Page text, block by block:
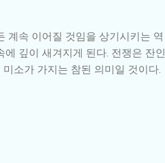
계속 이어질 것임을 상기시키는 역
깊이 새겨지게 된다. 전쟁은 잔인
소가 가지는 참된 의미일 것이다.